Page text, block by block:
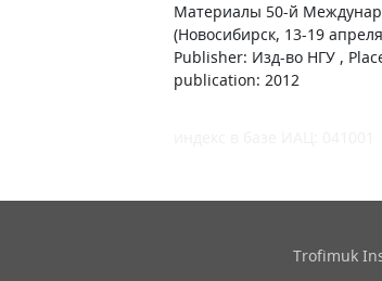
Материалы 50-й
(Новосибирск, 13-19
Publisher: Изд-во НГУ ,
publication: 2012
Trofimuk